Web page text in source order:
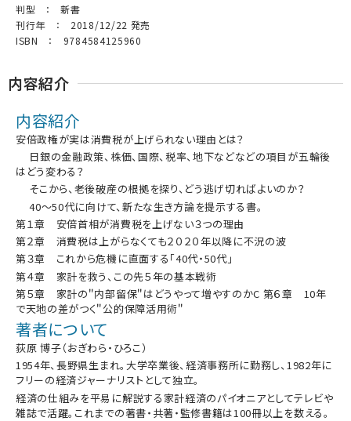
判型 ： 新書
刊行年 ： 2018/12/22 発売
ISBN ： 9784584125960
内容紹介
内容紹介
安倍政権が実は消費税が上げられない理由とは？
日銀の金融政策、株価、国際、税率、地下などなどの項目が五輪後
はどう変わる？
そこから、老後破産の根拠を探り、どう逃げ切ればよいのか？
40～50代に向けて、新たな生き方論を提示する書。
第１章 安倍首相が消費税を上げない３つの理由
第２章 消費税は上がらなくても２０２０年以降に不況の波
第３章 これから危機に直面する「40代・50代」
第４章 家計を救う、この先５年の基本戦術
第５章 家計の＂内部留保＂はどうやって増やすのかC 第６章 10年
で天地の差がつく＂公的保障活用術＂
著者について
荻原 博子（おぎわら・ひろこ）
1954年、長野県生まれ。大学卒業後、経済事務所に勤務し、1982年に
フリーの経済ジャーナリストとして独立。
経済の仕組みを平易に解説する家計経済のパイオニアとしてテレビや
雑誌で活躍。これまでの著書・共著・監修書籍は100冊以上を数える。